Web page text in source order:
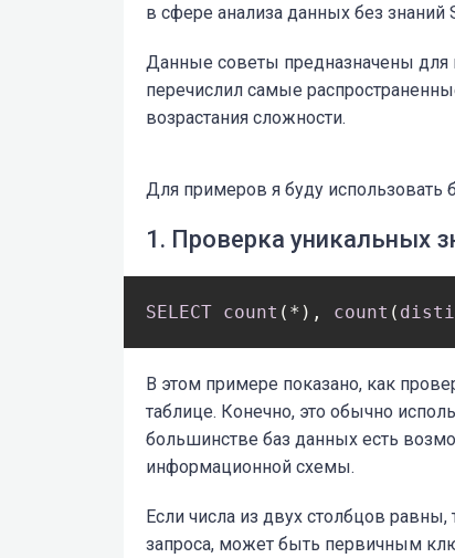
в сфере анализа данных без знаний
Данные советы предназначены для
перечислил самые
возрастания сложности.
Для примеров я буду использовать
1. Проверка уникальных
SELECT count (*), count (
В этом примере показано, как
таблице. Конечно, это обычно
большинстве баз данных есть
информационной схемы.
Если числа из двух столбцов
запроса, может быть первичным